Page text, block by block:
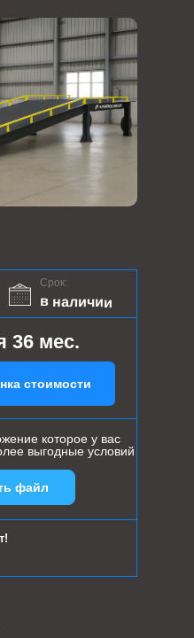
Срок:
в наличии
36 мес.
стоимости
которое у вас
выгодные условий
файл